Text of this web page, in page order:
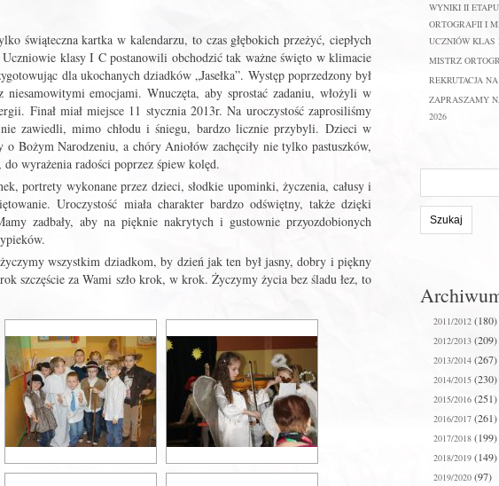
świąteczna kartka w kalendarzu, to czas głębokich przeżyć, ciepłych
Uczniowie klasy I C postanowili obchodzić tak ważne święto w klimacie
dla ukochanych dziadków „Jasełka”. Występ poprzedzony był
emocjami. Wnuczęta, aby sprostać zadaniu, włożyli w
Finał miał miejsce 11 stycznia 2013r. Na uroczystość zaprosiliśmy
zawiedli, mimo chłodu i śniegu, bardzo licznie przybyli. Dzieci w
o Bożym Narodzeniu, a chóry Aniołów zachęciły nie tylko pastuszków,
wyrażenia radości poprzez śpiew kolęd.
portrety wykonane przez dzieci, słodkie upominki, życzenia, całusy i
Uroczystość miała charakter bardzo odświętny, także dzięki
zadbały, aby na pięknie nakrytych i gustownie przyozdobionych
wszystkim dziadkom, by dzień jak ten był jasny, dobry i piękny
szczęście za Wami szło krok, w krok. Życzymy życia bez śladu łez, to
WYNIKI II
ORTOGRAFII I
UCZNIÓW KLAS
MISTRZ
REKRUTACJA
ZAPRASZAMY
2026
stronie:
2011/2012 (180)
2012/2013 (209)
2013/2014 (267)
2014/2015 (230)
2015/2016 (251)
2016/2017 (261)
2017/2018 (199)
2018/2019 (149)
2019/2020 (97)